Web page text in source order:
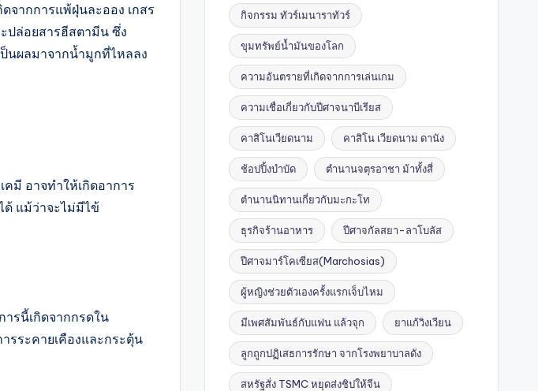
จากการแพ้ฝุ่นละออง เกสร
ปล่อยสารฮีสตามีน ซึ่ง
นผลมาจากน้ำมูกที่ไหลลง
มี อาจทำให้เกิดอาการ
ด้ แม้ว่าจะไม่มีไข้
ารนี้เกิดจากกรดใน
รระคายเคืองและกระตุ้น
กิจกรรม ทัวร์เมนาราทัวร์
ขุมทรัพย์น้ำมันของโลก
ความอันตรายที่เกิดจากการเล่นเกม
ความเชื่อเกี่ยวกับปีศาจนาบีเรียส
คาสิโนเวียดนาม คาสิโน เวียดนาม ดานัง
ช้อปปิ้งบำบัด ตำนานจตุรอาชา ม้าทั้งสี่
ตำนานนิทานเกี่ยวกับมะกะโท
ธุรกิจร้านอาหาร ปีศาจกัลสยา-ลาโบลัส
ปีศาจมาร์โคเซียส(Marchosias)
ผู้หญิงช่วยตัวเองครั้งแรกเจ็บไหม
มีเพศสัมพันธ์กับแฟน แล้วจุก ยาแก้วิงเวียน
ลูกถูกปฏิเสธการรักษา จากโรงพยาบาลดัง
สหรัฐสั่ง TSMC หยุดส่งชิปให้จีน